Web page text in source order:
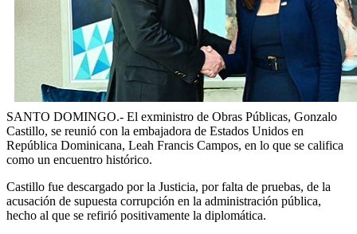
SANTO DOMINGO.- El exministro de Obras Públicas, Gonzalo
Castillo, se reunió con la embajadora de Estados Unidos en
República Dominicana, Leah Francis Campos, en lo que se califica
como un encuentro histórico.
Castillo fue descargado por la Justicia, por falta de pruebas, de la
acusación de supuesta corrupción en la administración pública,
hecho al que se refirió positivamente la diplomática.